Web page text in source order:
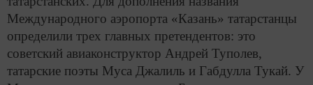
Международного аэропорта «Казань» татарстанцы
определили трех главных претендентов: это
советский авиаконструктор Андрей Туполев,
татарские поэты Муса Джалиль и Габдулла Тукай. У